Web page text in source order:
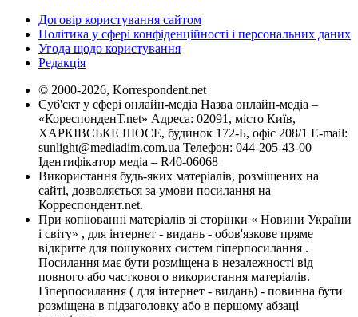
Договір користування сайтом
Політика у сфері конфіденційності і персональних даних
Угода щодо користування
Редакція
© 2000-2026, Korrespondent.net
Суб'єкт у сфері онлайн-медіа Назва онлайн-медіа –
«КореспонденТ.net» Адреса: 02091, місто Київ,
ХАРКІВСЬКЕ ШОСЕ, будинок 172-Б, офіс 208/1 E-mail:
sunlight@mediadim.com.ua Телефон: 044-205-43-00
Ідентифікатор медіа – R40-06068
Використання будь-яких матеріалів, розміщених на
сайті, дозволяється за умови посилання на
Корреспондент.net.
При копіюванні матеріалів зі сторінки « Новини України
і світу» , для інтернет - видань - обов'язкове пряме
відкрите для пошукових систем гіперпосилання .
Посилання має бути розміщена в незалежності від
повного або часткового використання матеріалів.
Гіперпосилання ( для інтернет - видань) - повинна бути
розміщена в підзаголовку або в першому абзаці